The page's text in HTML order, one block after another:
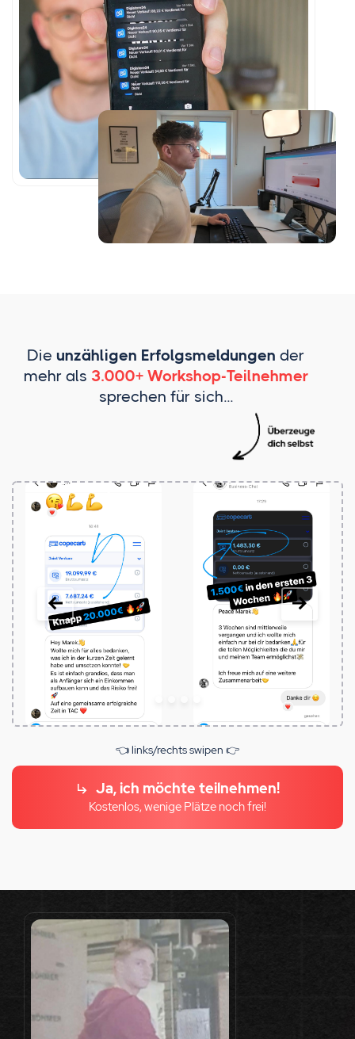
Die unzähligen Erfolgsmeldungen der
mehr als 3.000+ Workshop-Teilnehmer
sprechen für sich...
👈 links/rechts swipen 👉
Ja, ich möchte teilnehmen!
Kostenlos, wenige Plätze noch frei!